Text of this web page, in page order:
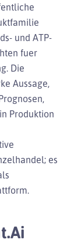
und ATP-
fuer
Die
Aussage,
Produktion
es